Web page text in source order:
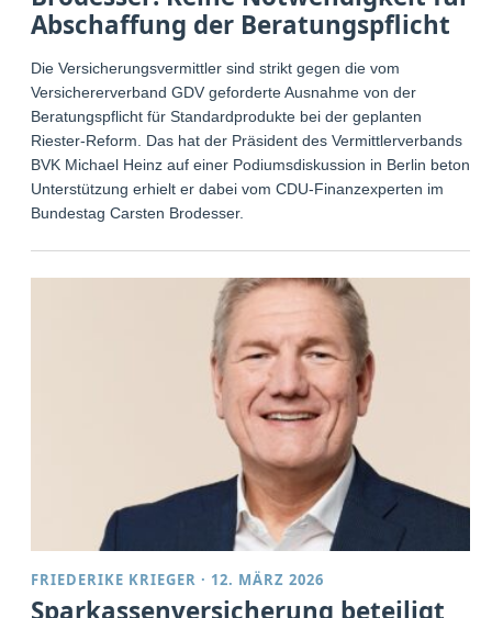
Abschaffung der Beratungspflicht
Die Versicherungsvermittler sind strikt gegen die vom
Versichererverband GDV geforderte Ausnahme von der
Beratungspflicht für Standardprodukte bei der geplanten
Riester-Reform. Das hat der Präsident des Vermittlerverbands
BVK Michael Heinz auf einer Podiumsdiskussion in Berlin betont.
Unterstützung erhielt er dabei vom CDU-Finanzexperten im
Bundestag Carsten Brodesser.
FRIEDERIKE KRIEGER · 12. MÄRZ 2026
Sparkassenversicherung beteiligt